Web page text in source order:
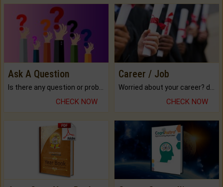
Ask A Question
Is there any question or problem lingering.
CHECK NOW
Career / Job
Worried about your career? don't know what is.
CHECK NOW